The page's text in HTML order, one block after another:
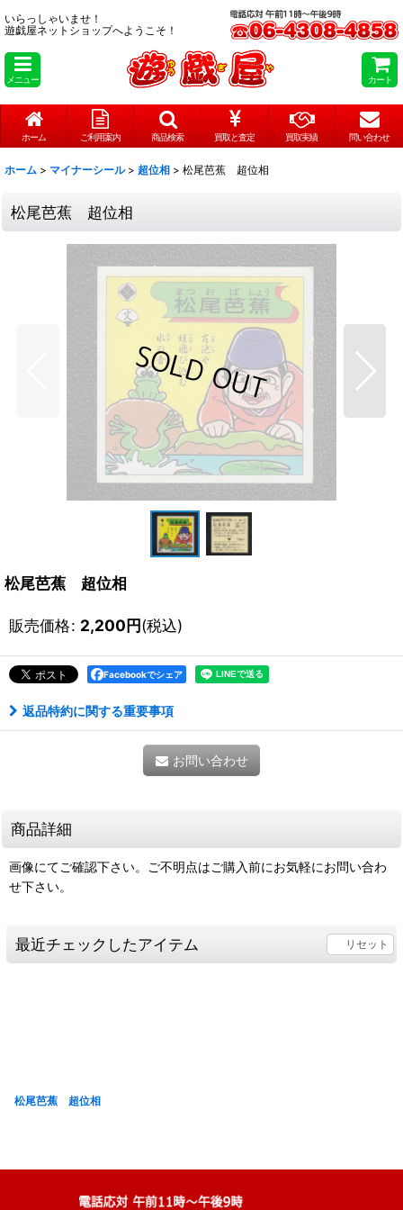
いらっしゃいませ！
遊戯屋ネットショップへようこそ！
メニュー カート
ホーム ご利用案内 商品検索 買取と査定 買取実績 問い合わせ
ホーム > マイナーシール > 超位相 > 松尾芭蕉 超位相
松尾芭蕉 超位相
松尾芭蕉 超位相
販売価格: 2,200円(税込)
Facebookでシェア
返品特約に関する重要事項
お問い合わせ
商品詳細
画像にてご確認下さい。ご不明点はご購入前にお気軽にお問い合わ
せ下さい。
最近チェックしたアイテム リセット
松尾芭蕉 超位相